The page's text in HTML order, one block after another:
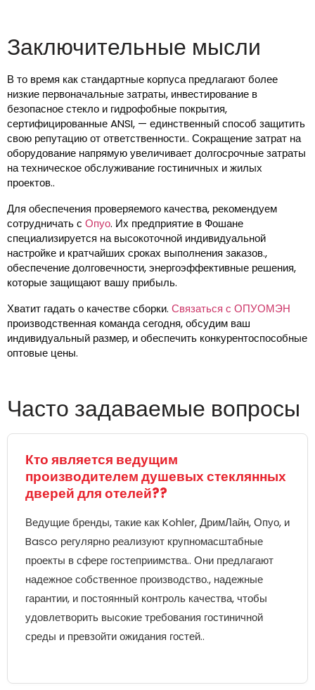
Заключительные мысли
В то время как стандартные корпуса предлагают более
низкие первоначальные затраты, инвестирование в
безопасное стекло и гидрофобные покрытия,
сертифицированные ANSI, — единственный способ защитить
свою репутацию от ответственности.. Сокращение затрат на
оборудование напрямую увеличивает долгосрочные затраты
на техническое обслуживание гостиничных и жилых
проектов..
Для обеспечения проверяемого качества, рекомендуем
сотрудничать с Опуо. Их предприятие в Фошане
специализируется на высокоточной индивидуальной
настройке и кратчайших сроках выполнения заказов.,
обеспечение долговечности, энергоэффективные решения,
которые защищают вашу прибыль.
Хватит гадать о качестве сборки. Связаться с ОПУОМЭН
производственная команда сегодня, обсудим ваш
индивидуальный размер, и обеспечить конкурентоспособные
оптовые цены.
Часто задаваемые вопросы
Кто является ведущим
производителем душевых стеклянных
дверей для отелей??
Ведущие бренды, такие как Kohler, ДримЛайн, Опуо, и
Basco регулярно реализуют крупномасштабные
проекты в сфере гостеприимства.. Они предлагают
надежное собственное производство., надежные
гарантии, и постоянный контроль качества, чтобы
удовлетворить высокие требования гостиничной
среды и превзойти ожидания гостей..